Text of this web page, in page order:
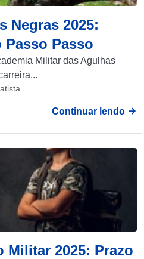
Negras 2025:
Passo Passo
Militar das Agulhas
Continuar lendo
Militar 2025: Prazo